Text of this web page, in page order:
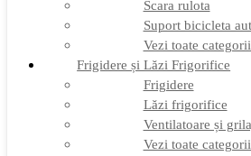
Lăzi frigorifice
Ventilatoare și grilaje
Vezi toate categoriile
Gaz
Accesorii gaz
Butelii și cartușe gaz
Senzor / detector gaz
Filtre Gaz
Furtunuri gaz
Scara rulota
Suport bicicleta
Vezi toate
Frigidere și Lăzi Frigorifice
Frigidere
Lăzi frigorifice
Ventilatoare și
Vezi toate